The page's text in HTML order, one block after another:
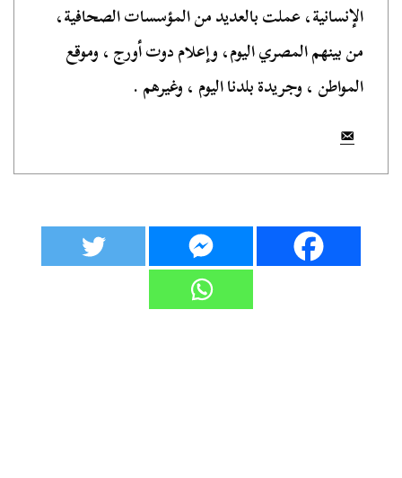
الإنسانية، عملت بالعديد من المؤسسات الصحافية،
من بينهم المصري اليوم، وإعلام دوت أورج ، وموقع
المواطن ، وجريدة بلدنا اليوم ، وغيرهم .